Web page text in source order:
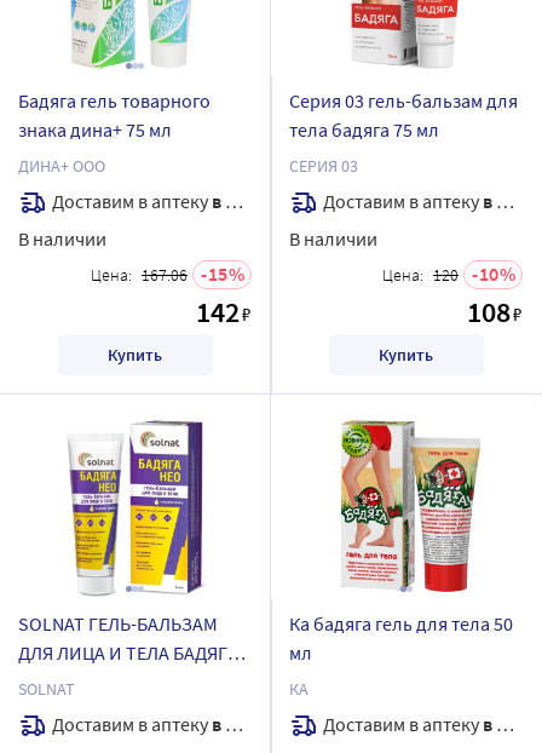
Бадяга гель товарного
знака дина+ 75 мл
ДИНА+ ООО
Доставим в аптеку в течение 7 дней
В наличии
Цена: 167.06 15
142₽
Купить
Серия 03 гель-бальзам для
тела бадяга 75 мл
СЕРИЯ 03
Доставим в аптеку в течение 7 дней
В наличии
Цена: 120 10
108₽
Купить
SOLNAT ГЕЛЬ-БАЛЬЗАМ
ДЛЯ ЛИЦА И ТЕЛА БАДЯГА
НЕО 75МЛ
SOLNAT
Доставим в аптеку в течение 7 дней
Ка бадяга гель для тела 50
мл
КА
Доставим в аптеку в течение 7 дней